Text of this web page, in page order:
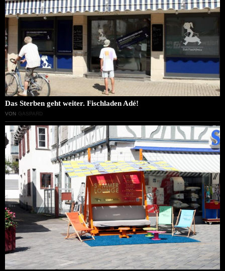
Das Sterben geht weiter. Fischladen Adé!
VON GASPARD